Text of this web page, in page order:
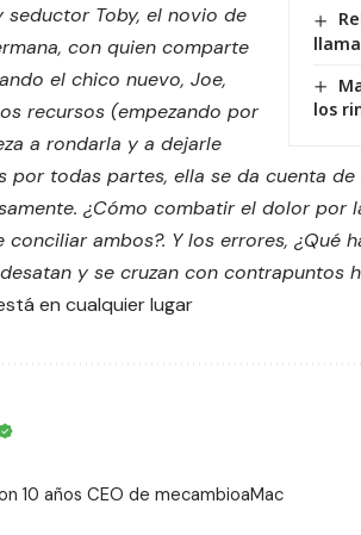
los
Toby, el novio de
con quien comparte
el chico nuevo, Joe,
recursos (empezando por
a rondarla y a dejarle
por todas partes, ella se da cuenta
¿Cómo combatir el dolor por
conciliar ambos?. Y los errores, ¿Qué
y se cruzan con contrapuntos
en cualquier lugar
10 años CEO de mecambioaMac